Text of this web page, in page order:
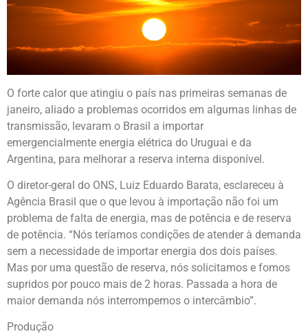
O forte calor que atingiu o país nas primeiras semanas de
janeiro, aliado a problemas ocorridos em algumas linhas de
transmissão, levaram o Brasil a importar
emergencialmente energia elétrica do Uruguai e da
Argentina, para melhorar a reserva interna disponível.
O diretor-geral do ONS, Luiz Eduardo Barata, esclareceu à
Agência Brasil que o que levou à importação não foi um
problema de falta de energia, mas de potência e de reserva
de potência. “Nós teríamos condições de atender à demanda
sem a necessidade de importar energia dos dois países.
Mas por uma questão de reserva, nós solicitamos e fomos
supridos por pouco mais de 2 horas. Passada a hora de
maior demanda nós interrompemos o intercâmbio”.
Produção